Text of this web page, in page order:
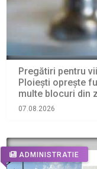
Pregătiri pentru
Ploiești oprește
multe blocuri din
07.08.2026
ADMINISTRATIE